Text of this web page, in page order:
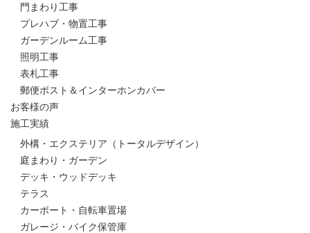
門まわり工事
プレハブ・物置工事
ガーデンルーム工事
照明工事
表札工事
郵便ポスト＆インターホンカバー
お客様の声
施工実績
外構・エクステリア（トータルデザイン）
庭まわり・ガーデン
デッキ・ウッドデッキ
テラス
カーポート・自転車置場
ガレージ・バイク保管庫